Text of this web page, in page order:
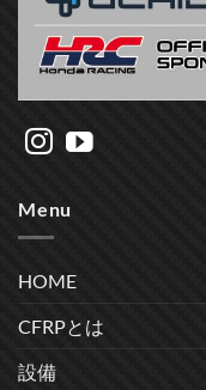
Menu
HOME
CFRPとは
設備